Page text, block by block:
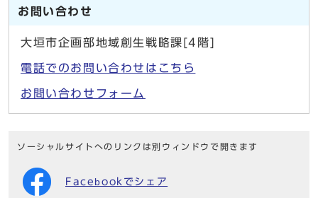
お問い合わせ
大垣市企画部地域創生戦略課[4階]
電話でのお問い合わせはこちら
お問い合わせフォーム
ソーシャルサイトへのリンクは別ウィンドウで開きます
Facebookでシェア